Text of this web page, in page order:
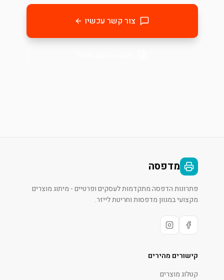
צור קשר עכשיו
מדפסה
פתרונות הדפסה מתקדמות לעסקים ופרטיים - מיתוג מוצרים
מקצועי במגוון מדפסות וחריטת לייזר.
קישורים מהירים
קטלוג מוצרים